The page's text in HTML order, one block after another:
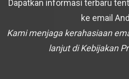
Dapatkan informasi terbaru
ke email
Kami menjaga kerahasiaan
lanjut di Kebijakan